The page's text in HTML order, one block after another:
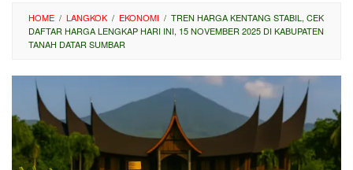
HOME / LANGKOK / EKONOMI / TREN HARGA KENTANG STABIL, CEK
DAFTAR HARGA LENGKAP HARI INI, 15 NOVEMBER 2025 DI KABUPATEN
TANAH DATAR SUMBAR